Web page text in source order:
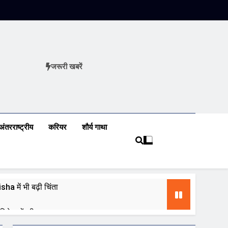
जरूरी खबरें
करियर शौर्य गाथा
में भी बढ़ी चिंता
की नजर